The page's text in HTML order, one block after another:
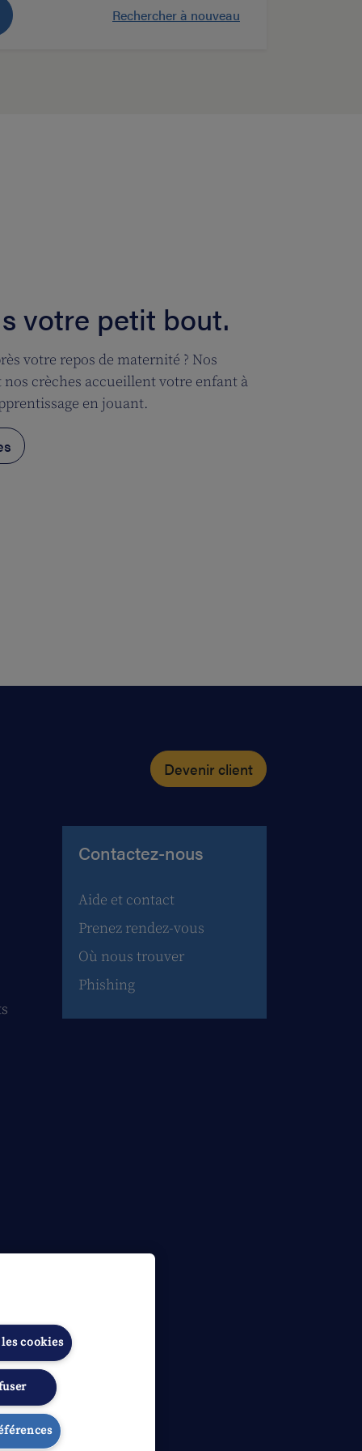
Rechercher à nouveau
votre petit bout.
votre repos de maternité ? Nos
crèches accueillent votre enfant à
en jouant.
Devenir client
Contactez-nous
Aide et contact
Prenez rendez-vous
Où nous trouver
Phishing
Gérer les préférences
cookies